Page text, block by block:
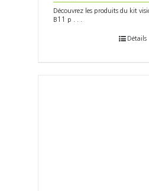
Découvrez les produits du kit
B11 p . . .
Détails